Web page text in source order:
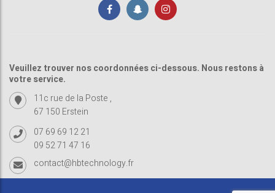
Veuillez trouver nos coordonnées ci-dessous. Nous restons à
votre service.
11c rue de la Poste ,
67 150 Erstein
07 69 69 12 21
09 52 71 47 16
contact@hbtechnology.fr